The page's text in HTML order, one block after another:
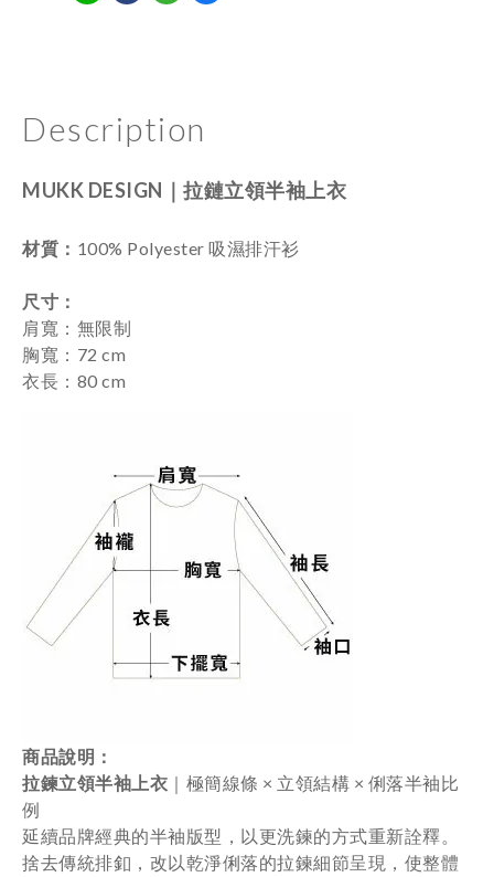
Description
MUKK DESIGN｜ 拉鏈立領半袖上衣
材質： 100% Polyester 吸濕排汗衫
尺寸 ：
肩寬：無限制
胸寬：72 cm
衣長：80 cm
商品說明：
拉鍊立領半袖 上衣 ｜ 極簡線條 × 立領結構 × 俐落半袖比
例
延續品牌經典的半袖版型， 以更洗鍊的方式重新詮釋。
捨去傳統排釦， 改以乾淨俐落的拉鍊細節呈現， 使整體